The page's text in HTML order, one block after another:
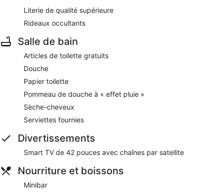
Literie de qualité supérieure
Rideaux occultants
Salle de bain
Articles de toilette gratuits
Douche
Papier toilette
Pommeau de douche à « effet pluie »
Sèche-cheveux
Serviettes fournies
Divertissements
Smart TV de 42 pouces avec chaînes par satellite
Nourriture et boissons
Minibar